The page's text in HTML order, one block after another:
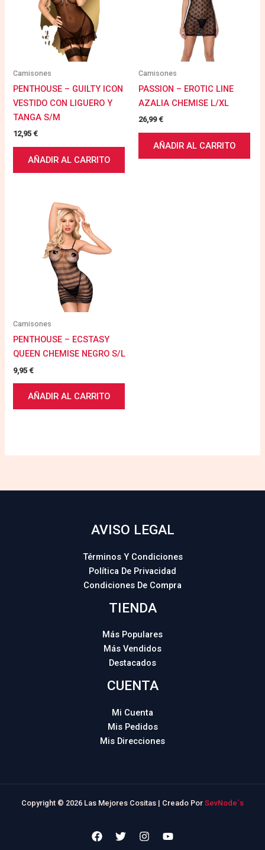
Camisones
PENTHOUSE – GUILTY ICON
VESTIDO CON LIGUERO Y
TANGA S/M
12,95€
AÑADIR AL CARRITO
Camisones
PASSION – EROTIC LINE
AZALIA CHEMISE L/XL
26,99€
AÑADIR AL CARRITO
Camisones
PENTHOUSE – ECSTASY
QUEEN CHEMISE NEGRO S/L
9,95€
AÑADIR AL CARRITO
AVISO LEGAL
Términos Y Condiciones
Política De Privacidad
Condiciones De Compra
TIENDA
Más Populares
Más Vendidos
Destacados
CUENTA
Mi Cuenta
Mis Pedidos
Mis Direcciones
Copyright © 2026 Las Mejores Cositas | Creado Por SevNode´s